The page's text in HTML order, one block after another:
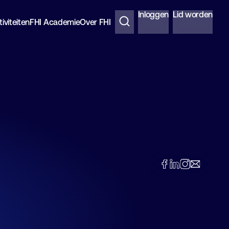
FHI AcademieOver FHI
Inloggen Lid worden